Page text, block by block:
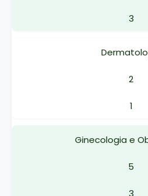
3
2
1
Ginecologia e
5
3